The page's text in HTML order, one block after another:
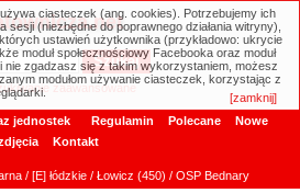
zaawansowane
jednostek Regulamin Polecane
Nowe
Kontakt
/ [E] łódzkie/ Łowicz (450) / OSP Bednary
ciasteczek (ang. cookies). Potrzebujemy ich
(niezbędne do poprawnego działania witryny),
ustawień użytkownika (przykładowo: ukrycie
moduł społecznościowy Facebooka oraz moduł
nie zgadzasz się z takim wykorzystaniem, możesz
modułom używanie ciasteczek, korzystając z
[zamknij]